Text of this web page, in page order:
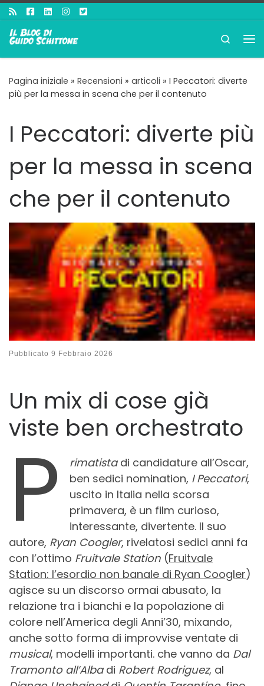
Passa al contenuto
Search
Pagina iniziale » Recensioni » articoli » I Peccatori: diverte
più per la messa in scena che per il contenuto
I Peccatori: diverte più
per la messa in scena
che per il contenuto
Pubblicato 9 Febbraio 2026
Un mix di cose già
viste ben orchestrato
P rimatista di candidature all’Oscar,
ben sedici nomination, I Peccatori,
uscito in Italia nella scorsa
primavera, è un film curioso,
interessante, divertente. Il suo
autore, Ryan Coogler, rivelatosi sedici anni fa
con l’ottimo Fruitvale Station (Fruitvale
Station: l’esordio non banale di Ryan Coogler)
agisce su un discorso ormai abusato, la
relazione tra i bianchi e la popolazione di
colore nell’America degli Anni’30, mixando,
anche sotto forma di improvvise ventate di
musical, modelli importanti. che vanno da Dal
Tramonto all’Alba di Robert Rodriguez, al